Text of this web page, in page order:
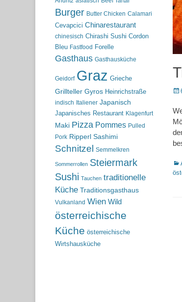
Burger Butter Chicken Calamari
Cevapcici Chinarestaurant
chinesisch Chirashi Sushi Cordon
Bleu Fastfood Forelle
Gasthaus Gasthausküche
Geidorf Graz Grieche
Grillteller Gyros Heinrichstraße
indisch Italiener Japanisch
Japanisches Restaurant Klagenfurt
Maki Pizza Pommes Pulled
Pork Ripperl Sashimi
Schnitzel Semmelkren
Sommerrollen Steiermark
Sushi Tauchen traditionelle
Küche Traditionsgasthaus
Vulkanland Wien Wild
österreichische
Küche österreichische
Wirtshausküche